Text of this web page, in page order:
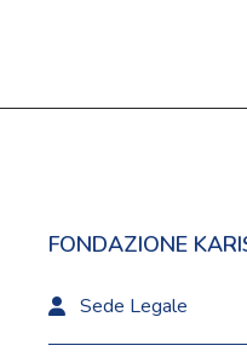
FONDAZIONE
Sede Legale